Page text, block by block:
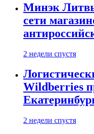
Минэк
сети
2 недели спустя
Wildberries
2 недели спустя